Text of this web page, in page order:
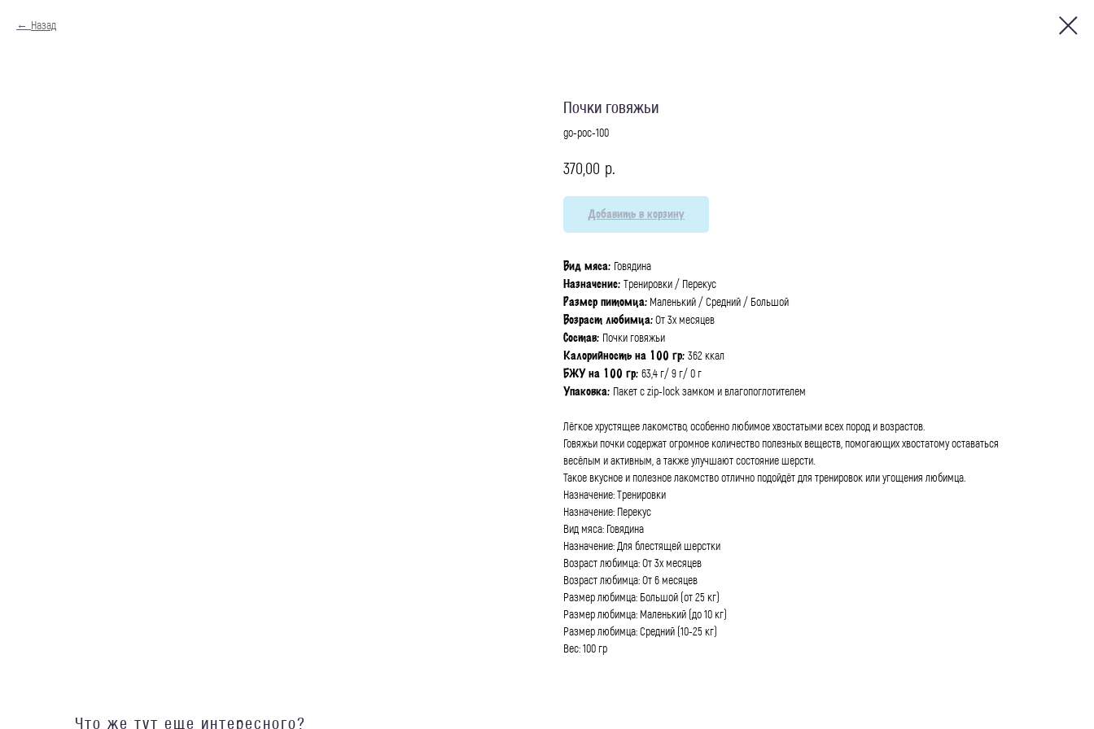
Назад
Почки говяжьи
go-poc-100
370,00 р.
Добавить в корзину
Вид мяса: Говядина
Назначение: Тренировки / Перекус
Размер питомца: Маленький / Средний / Большой
Возраст любимца: От 3х месяцев
Состав: Почки говяжьи
Калорийность на 100 гр: 362 ккал
БЖУ на 100 гр: 63,4 г/ 9 г/ 0 г
Упаковка: Пакет с zip-lock замком и влагопоглотителем
Лёгкое хрустящее лакомство, особенно любимое хвостатыми всех пород и возрастов.
Говяжьи почки содержат огромное количество полезных веществ, помогающих хвостатому оставаться
весёлым и активным, а также улучшают состояние шерсти.
Такое вкусное и полезное лакомство отлично подойдёт для тренировок или угощения любимца.
Назначение: Тренировки
Назначение: Перекус
Вид мяса: Говядина
Назначение: Для блестящей шерстки
Возраст любимца: От 3х месяцев
Возраст любимца: От 6 месяцев
Размер любимца: Большой (от 25 кг)
Размер любимца: Маленький (до 10 кг)
Размер любимца: Средний (10-25 кг)
Вес: 100 гр
Что же тут еще интересного?